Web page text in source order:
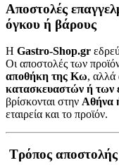
Αποστολές
όγκου ή βάρους
Η Gastro-Shop.gr
Οι αποστολές των
αποθήκη της Κω, αλλά
κατασκευαστών ή των
βρίσκονται στην Αθήνα
εταιρεία και το προϊόν.
Τρόπος αποστολής